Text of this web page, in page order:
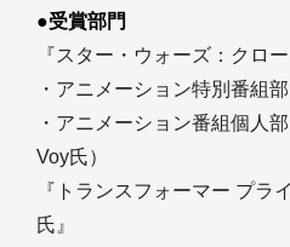
●受賞部門
『スター・ウォーズ：クロ
・アニメーション特別番組
・アニメーション番組個人
Voy氏）
『トランスフォーマー プラ
氏』